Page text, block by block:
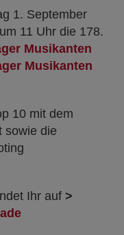
1. September
um 11 Uhr die 178.
Musikanten
Musikanten
10 mit dem
sowie die
Ihr auf >